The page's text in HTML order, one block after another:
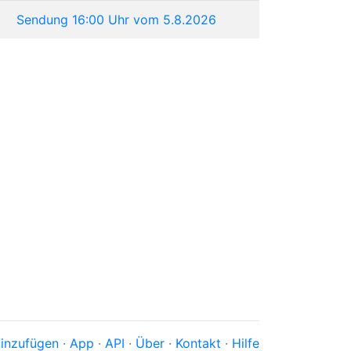
Sendung 16:00 Uhr vom 5.8.2026
· App · API · Über · Kontakt · Hilfe